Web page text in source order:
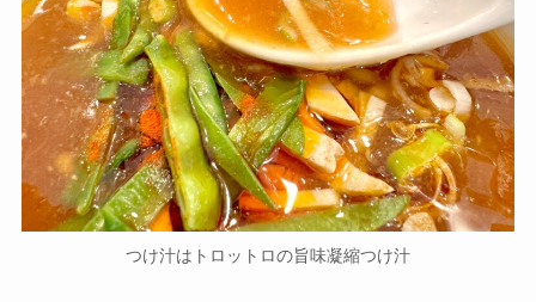
つけ汁はトロットロの旨味凝縮つけ汁